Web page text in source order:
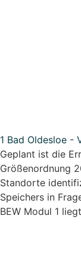
1 Bad Oldesloe -
Geplant ist die
Größenordnung
Standorte
Speichers in
BEW Modul 1